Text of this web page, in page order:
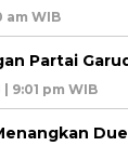
am WIB
Partai
9:01 pm WIB